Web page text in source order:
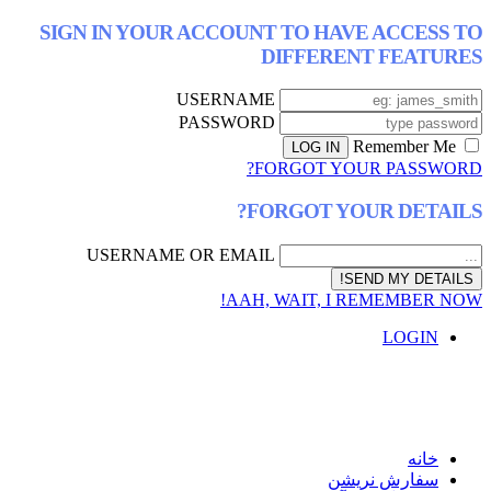
SIGN IN YOUR ACCOUNT TO HAVE
DIFFERENT
USERNAME
PASSWORD
FORGOT YOUR
FORGOT YOUR
USERNAME OR EMAIL
AAH, WAIT, I
نریشن